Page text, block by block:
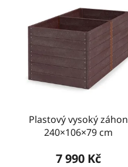
Plastový vysoký záhon
240×106×79 cm
7 990 Kč